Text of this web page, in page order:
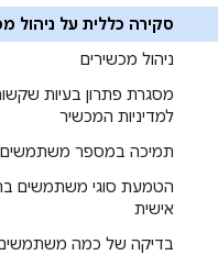
סקירה כללית על ניהול
ניהול מכשירים
מסגרת פתרון בעיות
למדיניות המכשיר
תמיכה במספר משתמשים
הטמעת סוגי משתמשים
אישית
בדיקה של כמה